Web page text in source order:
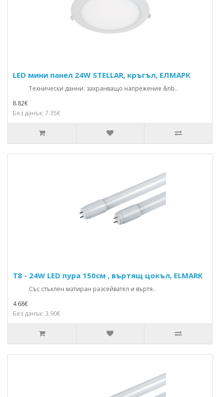
LED мини панел 24W STELLAR, кръгъл, ЕЛМАРК
Технически данни: захранващо напрежение &nb..
8.82€
Без данък: 7.35€
T8 - 24W LED пура 150см , въртящ цокъл, ELMARK
Със стъклен матиран разсейвател и въртя..
4.68€
Без данък: 3.90€